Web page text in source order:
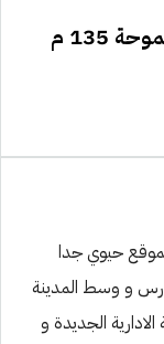
135 م
حيوي جدا
و وسط المدينة
الجديدة و